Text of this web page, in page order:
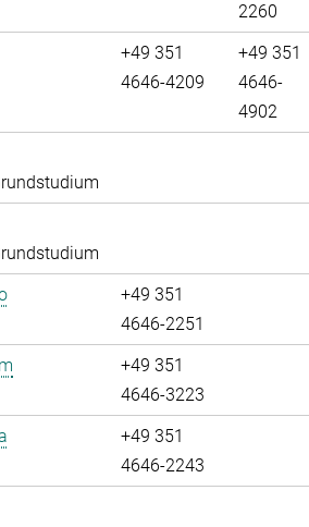
2260
+49 351
4646-4209
+49 351
4646-
4902
+49 351
4646-2251
+49 351
4646-3223
+49 351
4646-2243